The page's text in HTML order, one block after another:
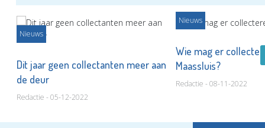
Nieuws
Dit jaar geen collectanten meer aan
de deur
Redactie - 05-12-2022
Nieuws
Wie mag er
Maassluis?
Redactie - 08-11-2022